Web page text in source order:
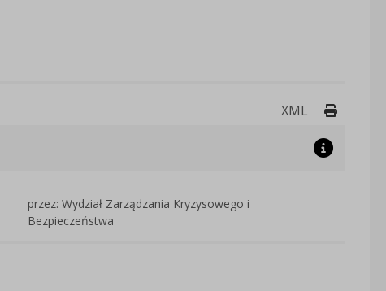
XML Drukuj
przez: Wydział Zarządzania Kryzysowego i
Bezpieczeństwa